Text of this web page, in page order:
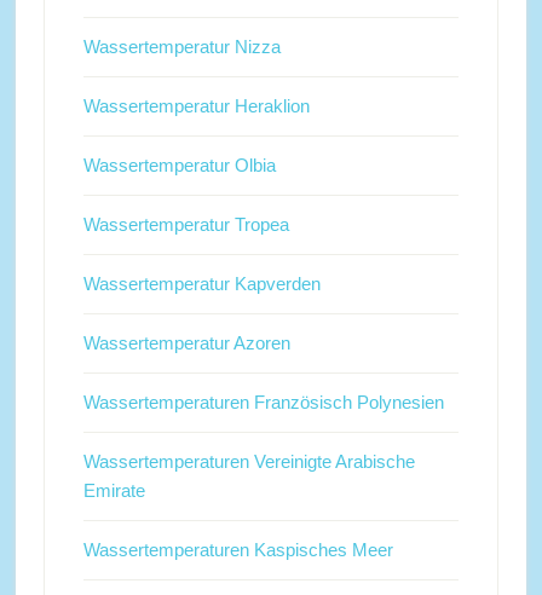
Wassertemperatur Nizza
Wassertemperatur Heraklion
Wassertemperatur Olbia
Wassertemperatur Tropea
Wassertemperatur Kapverden
Wassertemperatur Azoren
Wassertemperaturen Französisch Polynesien
Wassertemperaturen Vereinigte Arabische
Emirate
Wassertemperaturen Kaspisches Meer